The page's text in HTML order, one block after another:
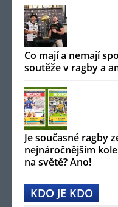
Co mají a nemají
soutěže v ragby a
Je současné ragby
nejnáročnějším
na světě? Ano!
KDO JE KDO